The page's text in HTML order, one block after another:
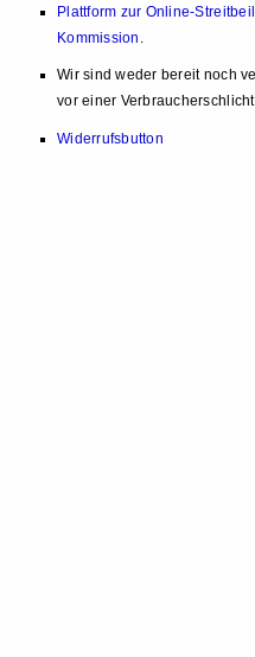
Plattform zur Online-
Kommission
Wir sind weder bereit noch
vor einer
Widerrufsbutton